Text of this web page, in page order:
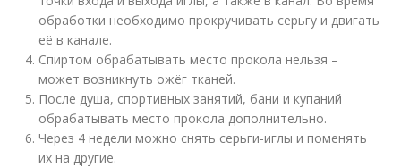
обработки необходимо прокручивать серьгу и двигать
её в канале.
Спиртом обрабатывать место прокола нельзя –
может возникнуть ожёг тканей.
После душа, спортивных занятий, бани и купаний
обрабатывать место прокола дополнительно.
Через 4 недели можно снять серьги-иглы и поменять
их на другие.